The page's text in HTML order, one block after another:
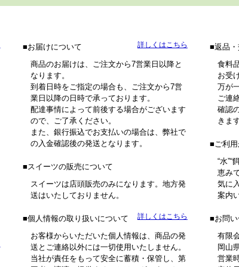
お届けについて 詳しくはこちら
商品のお届けは、ご注文から7営業日以降と
なります。
到着日時をご指定の場合も、ご注文から7営
業日以降の日時で承っております。
配達事情によって前後する場合がございます
ので、ご了承ください。
また、銀行振込でお支払いの場合は、弊社で
の入金確認後の発送となります。
スイーツの販売について
スイーツは店頭販売のみになります。地方発
送はいたしておりません。
個人情報の取り扱いについて 詳しくはこちら
お客様からいただいた個人情報は、商品の発
送とご連絡以外には一切使用いたしません。
当社が責任をもって安全に蓄積・保管し、第
返品
食料
お受
万が
ご連
確認
きま
ご利
“水”“
恵み
気に
案内
お問
有限
岡山
営業